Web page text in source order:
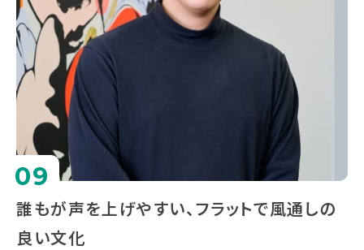
09
誰もが声を上げやすい、フラットで風通しの
良い文化